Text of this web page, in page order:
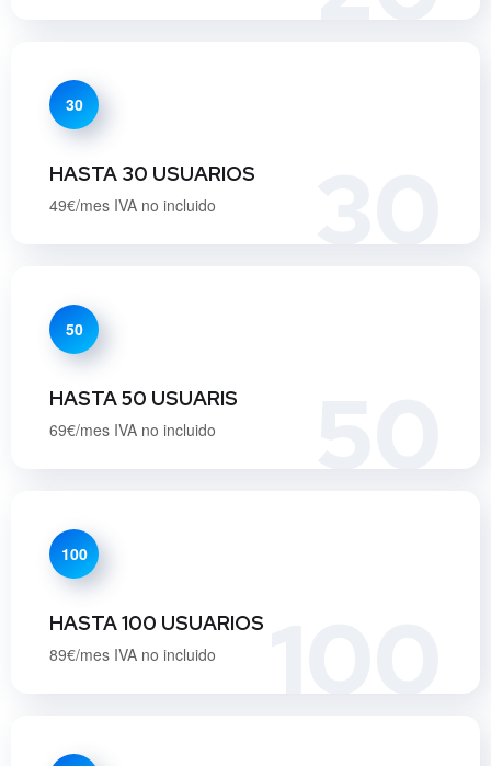
30
HASTA 30 USUARIOS
49€/mes IVA no incluido
50
HASTA 50 USUARIS
69€/mes IVA no incluido
100
HASTA 100 USUARIOS
89€/mes IVA no incluido